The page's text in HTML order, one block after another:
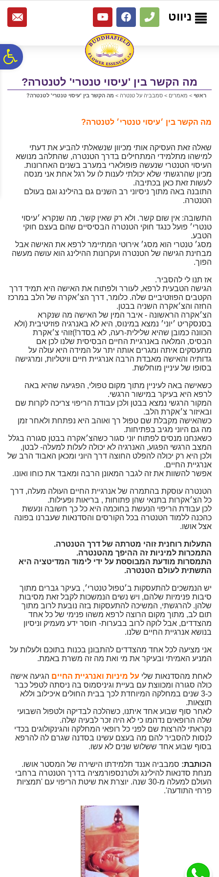
נגישות
אתר
המרכזי
ניווט
מה הקשר בין 'עיסוי טנטרי' לטנטרה?
ראשי > מאמרים > סמבביה על טנטרה > מה הקשר בין 'עיסוי טנטרי' לטנטרה?
מה הקשר בין ׳עיסוי טנטרי׳ לטנטרה?
שאלה זאת העסיקה אותי מכיוון שנשאלתי להביע את דעתי
למישהו מתלמידי המתחילים בדרך הטנטרה, שהתלהב מנושא
העיסוי הטנטרי שנעשה פופולארי במערב בשנים האחרונות.
מכיון שהרגשתי שלא יכולתי לענות לו על רגל אחת אני מנסה
לעשות זאת כאן בכתיבה.
התובנה באה מתוך ניסיוני רב השנים גם בהילינג וגם בעולם
הטנטרה.
התשובה: אין שום קשר. ולא רק שאין קשר, מה שנקרא ׳עיסוי
טנטרי׳ פועל כנגד חוקי הטנטרה הבסיסיים שהם בעצם חוקי
הטבע.
מסג׳ טנטרי הוא מסג׳ אירוטי המתיימר לרפא את האישה אבל
מבחינת הגישה של הטנטרה ועקרונות ההילינג הוא עושה מעשה
הפוך.
אז תנו לי להסביר.
הגישה הטבעית לרפא, לעורר ולפתוח את האישה היא תמיד דרך
הקטבים הפוזטיביים שלה. כלומר, דרך הצ׳אקרה של הלב במרכז
החזה והצ׳אקרה השניה בבטן.
הצ׳אקרה הראשונה - איבר המין של האישה מה שנקרא
בסנסקריט ׳יוני׳ נמצא במינוס, היא לא באנרגיה פוזיטיבית (ולא
הכוונה כמובן שהיא שלילית-רעה, לא בסדר!)זוהי צ׳אקרת
הבסיס, המלאה באנרגיית החיים הבסיסית שלנו לכן אם
מתעסקים איתה ומגרים אותה יתר על המידה היא עולה על
גדותיה והאישה מאבדת הרבה אנרגיית חיים וויטליות, ומרגישה
בסופו של עיניין מוחלשת.
כשאישה באה לעיניין מתוך מקום טפולי, הפגיעה שהיא באה
לרפא היא בעיקר במישור הרגשי.
המקור הרגשי נמצא בבטן ולכן עבודת הריפוי צריכה לקרות שם
ובאיזור צ׳אקרת הלב.
כשהאישה מקבלת שם טפול רך ואוהב היא נפתחת ולאחר זמן
מה גם היוני מגיב בפתיחות.
כשאנחנו מנסים לפתוח יוני סגור כשהצ׳אקרה בבטן סגורה בגלל
המצב הרגשי הפגוע, האנרגיה לא יכולה לעלות למעלה- לבטן,
ולכן היא רק יכולה להפלט החוצה דרך היוני ומכאן האבוד הרב של
אנרגיית החיים.
אפשר להשוות את זה לגבר המאונן הרבה ומאבד את כוחו ואונו.
הטנטרה עוסקת בהתמרה של אנרגיית החיים העולה מעלה, דרך
כל הצ׳אקרות בתנאי שהן פתוחות , בריאות ופעילות.
לכן עבודת הריפוי הנעשת בחוכמה היא כל כך חשובה ונעשת
כהכנה ללמוד הטנטרה בכל הקורסים והסדנאות שעברנו בפונה
אצל אושו.
התעלות רוחנית זוהי מטרתה של דרך הטנטרה.
התמכרות למיניות זה ההיפך מהטנטרה.
התמסרות מודעת המבוססת על ידי לימוד המדיטציה היא
התשתית לעולם הטנטרה.
יש הנמשכים להתעסקות ב׳טפול טנטרי׳, בעיקר גברים מתוך
סיבות פנימיות שלהם, ויש נשים הנמשכות לקבל זאת מסיבות
שלהן. להרגשתי, המשיכה להתעסקות בזה נובעת לרוב מתוך
תום לב, מתוך מקום הרוצה לרפא משהו פנימי של כל אחד
מהצדדים, אבל לוקה לרוב בבערות- חוסר ידע מעמיק וניסיון
בנושא אנרגיית החיים שלנו.
אני מציעה לכל אחד מהצדדים להתבונן בכנות בתוכם ולעלות על
המניע האמיתי ובעיקר את מי ואת מה זה משרת באמת.
לאחת מהסדנאות שלי על מיניות ואנרגיית החיים הגיעה אישה
כולה סגורה ומכווצת עם בעיית וגיניסמוס בה ניסתה לטפל כבר
כ-3 שנים במחלקה המיוחדת לכך בבית החולים איכילוב וללא
תוצאות.
לאחר סוף שבוע אחד איתנו, כשהלכה לבדיקה ולטפול השבועי
שלה הרופאים נדהמו כי לא היה זכר לבעיה שלה.
נקראתי להרצות שם לפני כל רופאי המחלקה והגינקולוגים בכדי
לנסות להסביר להם מה בעצם עשינו בסדנה שגרם לה להרפא
בסוף שבוע אחד ששלוש שנים לא עשו.
הכותבת: סמבביה אננד תלמידתו הישירה של המסטר אושו.
מנחת סדנאות להילינג ולטרנספורמציה בדרך הטנטרה ברחבי
העולם למעלה מ-30 שנה. יוצרת את שיטת הריפוי עם 'תמציות
פרחי התודעה'.